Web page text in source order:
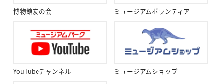
博物館友の会 ミュージアムボランティア
YouTubeチャンネル ミュージアムショップ